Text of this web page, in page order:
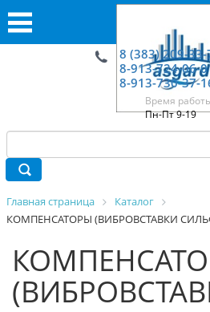
8 (383) 209-33-
8-913-724-06-
8-913-730-37-
Время
Пн-Пт 9-19
Главная страница
Каталог
КОМПЕНСАТОРЫ (ВИБРОВСТАВКИ